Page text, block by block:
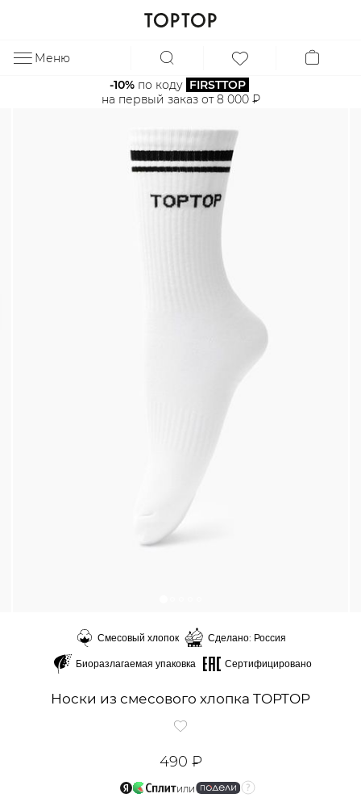
Меню
-10% по коду FIRSTTOP
на первый заказ от 8 000 ₽
Смесовый хлопок
Сделано: Россия
Биоразлагаемая упаковка
Сертифицировано
Носки из смесового хлопка TOPTOP
490 ₽
или